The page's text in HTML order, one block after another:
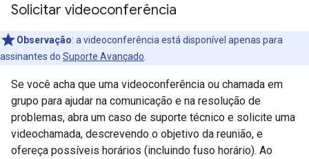
Solicitar videoconferência
Observação: a videoconferência está disponível apenas para
assinantes do Suporte Avançado
Se você acha que uma videoconferência ou chamada em
grupo para ajudar na comunicação e na resolução de
problemas, abra um caso de suporte técnico e solicite uma
videochamada, descrevendo o objetivo da reunião, e
ofereça possíveis horários (incluindo fuso horário). Ao